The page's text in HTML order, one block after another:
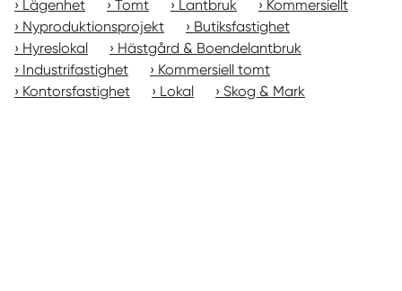
Lägenhet
Tomt Lantbruk
Kommersiellt
Nyproduktionsprojekt
Butiksfastighet
Hyreslokal
Hästgård & Boendelantbruk
Industrifastighet
Kommersiell tomt
Kontorsfastighet
Lokal Skog & Mark